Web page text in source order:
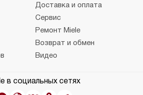
Доставка и оплата
Сервис
Ремонт Miele
Возврат и обмен
Видео
в социальных сетях